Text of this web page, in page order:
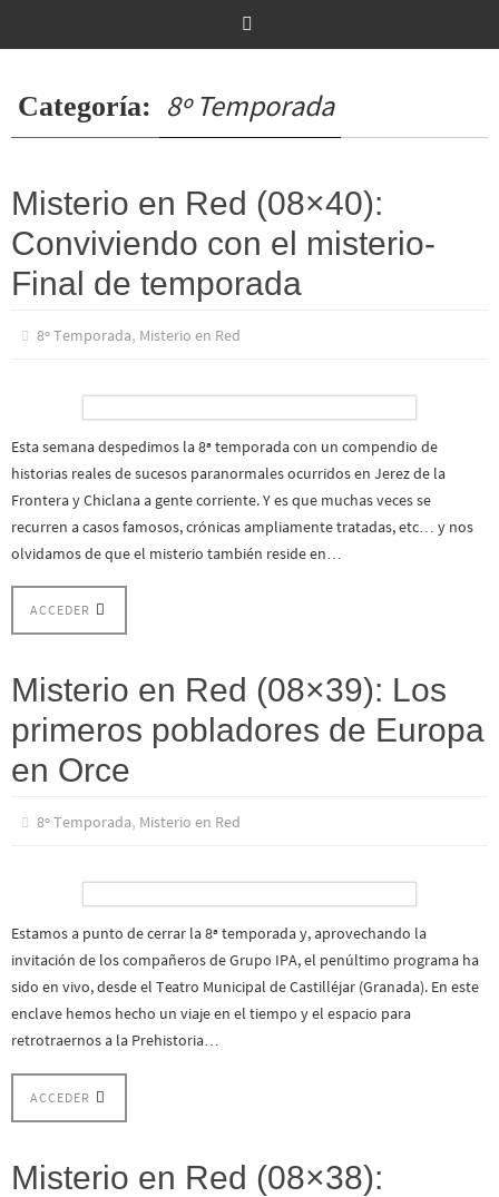
Categoría: 8º Temporada
Misterio en Red (08×40):
Conviviendo con el misterio-
Final de temporada
8º Temporada, Misterio en Red
Esta semana despedimos la 8ª temporada con un compendio de
historias reales de sucesos paranormales ocurridos en Jerez de la
Frontera y Chiclana a gente corriente. Y es que muchas veces se
recurren a casos famosos, crónicas ampliamente tratadas, etc… y nos
olvidamos de que el misterio también reside en…
ACCEDER
Misterio en Red (08×39): Los
primeros pobladores de Europa
en Orce
8º Temporada, Misterio en Red
Estamos a punto de cerrar la 8ª temporada y, aprovechando la
invitación de los compañeros de Grupo IPA, el penúltimo programa ha
sido en vivo, desde el Teatro Municipal de Castilléjar (Granada). En este
enclave hemos hecho un viaje en el tiempo y el espacio para
retrotraernos a la Prehistoria…
ACCEDER
Misterio en Red (08×38):